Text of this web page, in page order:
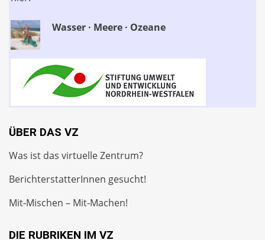
Wasser · Meere · Ozeane
ÜBER DAS VZ
Was ist das virtuelle Zentrum?
BerichterstatterInnen gesucht!
Mit-Mischen – Mit-Machen!
DIE RUBRIKEN IM VZ